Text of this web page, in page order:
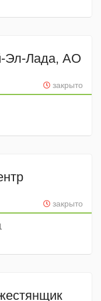
Эл-Лада, АО
закрыто
закрыто